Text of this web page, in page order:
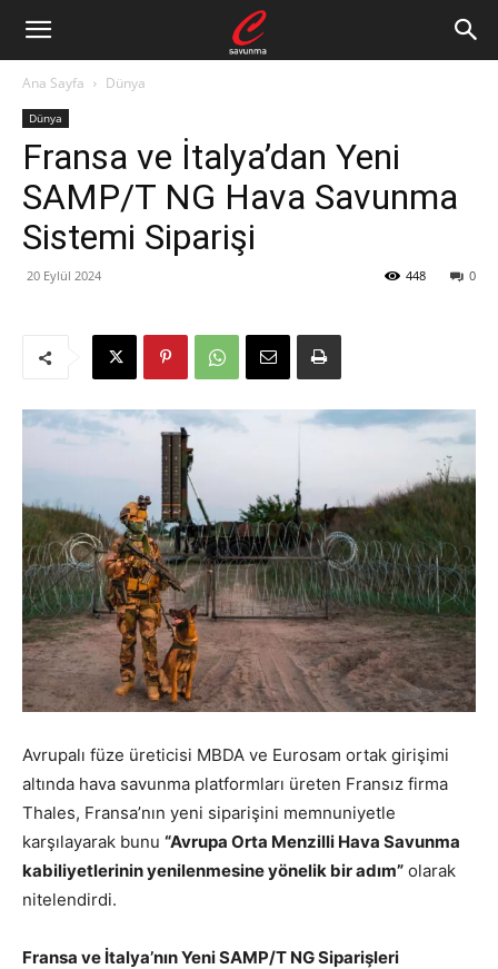
Ana Sayfa Dünya
Dünya
Fransa ve İtalya’dan Yeni
SAMP/T NG Hava Savunma
Sistemi Siparişi
20 Eylül 2024 0
448
Avrupalı füze üreticisi MBDA ve Eurosam ortak girişimi
altında hava savunma platformları üreten Fransız firma
Thales, Fransa’nın yeni siparişini memnuniyetle
karşılayarak bunu “Avrupa Orta Menzilli Hava Savunma
kabiliyetlerinin yenilenmesine yönelik bir adım” olarak
nitelendirdi.
Fransa ve İtalya’nın Yeni SAMP/T NG Siparişleri